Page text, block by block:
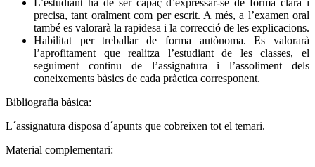
L’estudiant ha de ser capaç d’expressar-se de forma clara i
precisa, tant oralment com per escrit. A més, a l’examen oral
també es valorarà la rapidesa i la correcció de les explicacions.
Habilitat per treballar de forma autònoma. Es valorarà
l’aprofitament que realitza l’estudiant de les classes, el
seguiment continu de l’assignatura i l’assoliment dels
coneixements bàsics de cada pràctica corresponent.
Bibliografia bàsica:
L´assignatura disposa d´apunts que cobreixen tot el temari.
Material complementari: